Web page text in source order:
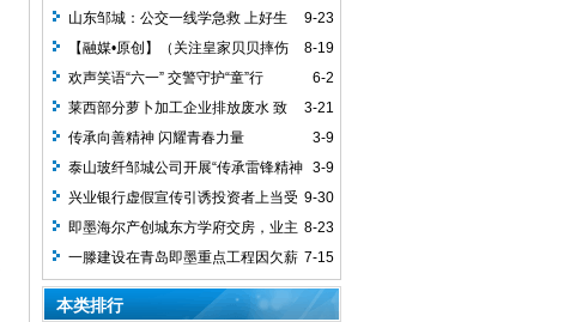
多维发力筑牢质量防线
9-23
山东邹城：公交一线学急救 上好生
命“必修课”
8-19
【融媒•原创】（关注皇家贝贝摔伤
幼婴系列之一）即墨：“皇家贝贝幼婴护理
存安全隐患，宝妈请避坑！”
6-2
欢声笑语“六一” 交警守护“童”行
3-21
莱西部分萝卜加工企业排放废水 致
水渠绿藻疯长
3-9
传承向善精神 闪耀青春力量
3-9
泰山玻纤邹城公司开展“传承雷锋精神
践行志愿服务”活动
9-30
兴业银行虚假宣传引诱投资者上当受
骗
8-23
即墨海尔产创城东方学府交房，业主
表示很失望
7-15
一滕建设在青岛即墨重点工程因欠薪
被民工举报偷工减料
本类排行